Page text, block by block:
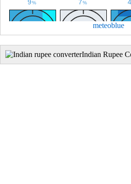
meteoblue
Indian Rupee